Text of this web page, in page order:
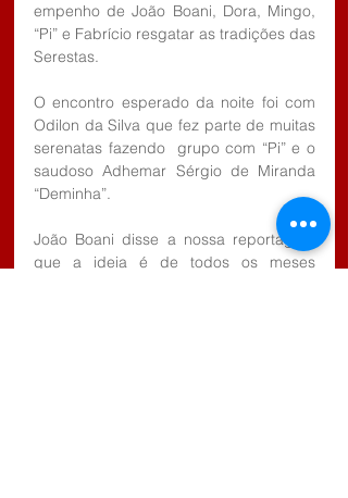
empenho de João Boani, Dora, Mingo,
“Pi” e Fabrício resgatar as tradições das
Serestas.
O encontro esperado da noite foi com
Odilon da Silva que fez parte de muitas
serenatas fazendo  grupo com “Pi” e o
saudoso Adhemar Sérgio de Miranda
“Deminha”.
João Boani disse a nossa reportagem
que a ideia é de todos os meses